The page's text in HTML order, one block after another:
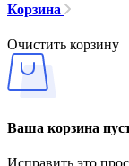
Корзина
Очистить корзину
Ваша корзина